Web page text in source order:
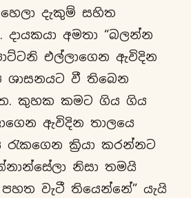
දැකුම් සහිත
අමතා “බලන්න
එල්ලාගෙන ඇවිදින
වී තිබෙන
කුහක කමට ගිය ගිය
ඇවිදින තාලයෙ
ක්‍රියා කරන්නට
නිසා තමයි
වැටී තියෙන්නේ” යැයි